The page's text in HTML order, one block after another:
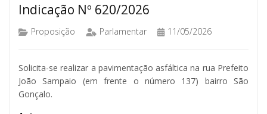
Indicação Nº 620/2026
Proposição Parlamentar 11/05/2026
Solicita-se realizar a pavimentação asfáltica na rua Prefeito
João Sampaio (em frente o número 137) bairro São
Gonçalo.